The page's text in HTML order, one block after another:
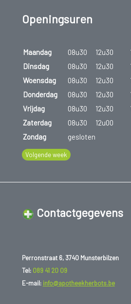
Openingsuren
Maandag 08u30 12u30
Dinsdag
08u30 12u30
Woensdag
08u30 12u30
Donderdag
08u30 12u30
Vrijdag
08u30 12u30
Zaterdag
08u30
12u00
Zondag
gesloten
Volgende week
Contactgegevens
Perronstraat 6, 3740 Munsterbilzen
Tel: 089 41 20 09
E-mail: info@apotheekherbots.be